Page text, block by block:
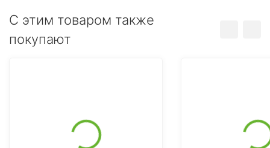
C этим товаром также
покупают